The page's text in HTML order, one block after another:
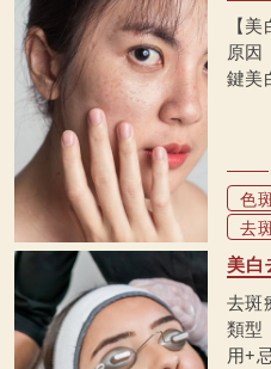
【
原因
鍵美
色
去
美白
去斑
類型
用+